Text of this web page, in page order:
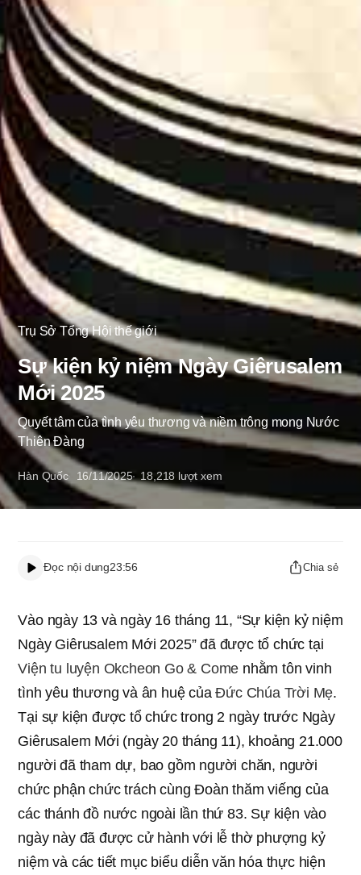
Trụ Sở Tổng Hội thế giới
Sự kiện kỷ niệm Ngày Giêrusalem
Mới 2025
Quyết tâm của tình yêu thương và niềm trông mong Nước
Thiên Đàng
Hàn Quốc 16/11/2025 18,218 lượt xem
Đọc nội dung23:56 Chia sẻ
Vào ngày 13 và ngày 16 tháng 11, “Sự kiện kỷ niệm
Ngày Giêrusalem Mới 2025” đã được tổ chức tại
Viện tu luyện Okcheon Go & Come nhằm tôn vinh
tình yêu thương và ân huệ củaĐức Chúa Trời Mẹ.
Tại sự kiện được tổ chức trong 2 ngày trước Ngày
Giêrusalem Mới (ngày 20 tháng 11), khoảng 21.000
người đã tham dự, bao gồm người chăn, người
chức phận chức trách cùng Đoàn thăm viếng của
các thánh đồ nước ngoài lần thứ 83. Sự kiện vào
ngày này đã được cử hành với lễ thờ phượng kỷ
niệm và các tiết mục biểu diễn văn hóa thực hiện